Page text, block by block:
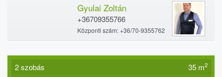
Gyulai Zoltán
+36709355766
Központi szám: +36/70-9355762
2 szobás 35 m2